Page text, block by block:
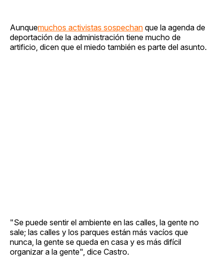
Aunquemuchos activistas sospechan que la agenda de
deportación de la administración tiene mucho de
artificio, dicen que el miedo también es parte del asunto.
"Se puede sentir el ambiente en las calles, la gente no
sale; las calles y los parques están más vacíos que
nunca, la gente se queda en casa y es más difícil
organizar a la gente", dice Castro.